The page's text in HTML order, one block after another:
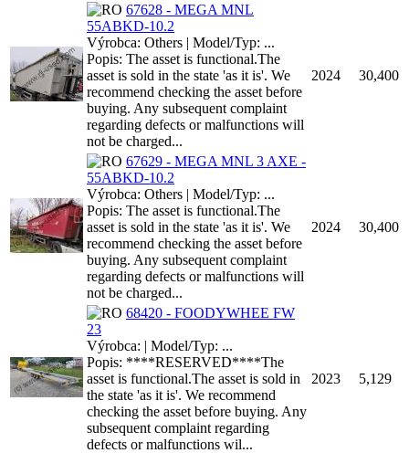
67628 - MEGA MNL
55ABKD-10.2
Výrobca: Others | Model/Typ: ...
Popis: The asset is functional.The
asset is sold in the state 'as it is'. We
recommend checking the asset before
buying. Any subsequent complaint
regarding defects or malfunctions will
not be charged...
2024 30,400
67629 - MEGA MNL 3 AXE -
55ABKD-10.2
Výrobca: Others | Model/Typ: ...
Popis: The asset is functional.The
asset is sold in the state 'as it is'. We
recommend checking the asset before
buying. Any subsequent complaint
regarding defects or malfunctions will
not be charged...
2024 30,400
68420 - FOODYWHEE FW
23
Výrobca: | Model/Typ: ...
Popis: ****RESERVED****The
asset is functional.The asset is sold in
the state 'as it is'. We recommend
checking the asset before buying. Any
subsequent complaint regarding
defects or malfunctions wil...
2023 5,129